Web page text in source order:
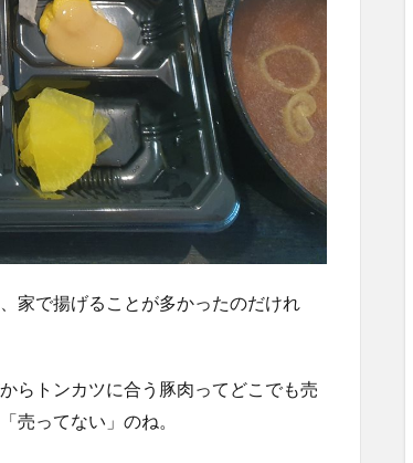
家で揚げることが多かったのだけれ
らトンカツに合う豚肉ってどこでも売
売ってない」のね。